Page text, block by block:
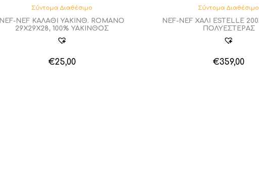
Σύντομα Διαθέσιμο
NEF-NEF ΚΑΛΑΘΙ ΥΑΚΙΝΘ. ROMANO
29X29X28, 100% ΥΑΚΙΝΘΟΣ
€25,00
Σύντομα Διαθέσιμο
NEF-NEF ΧΑΛΙ ESTELLE
ΠΟΛΥΕΣΤΕΡΑΣ
€359,00